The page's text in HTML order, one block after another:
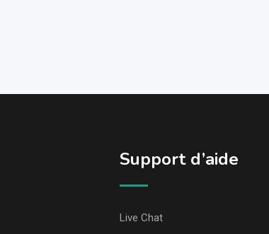
Support d’aide
Live Chat